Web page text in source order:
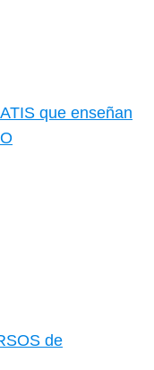
que enseñan
de